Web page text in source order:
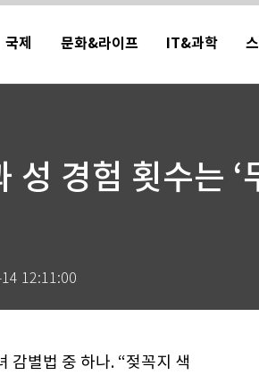
국제 문화&라이프 IT&과학
성 경험 횟수는 ‘
12:11:00
감별법 중 하나. “젖꼭지 색